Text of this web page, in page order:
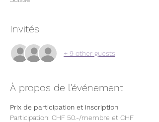
Invités
+ 9 other guests
À propos de l'événement
Prix de participation et inscription
Participation: CHF 50.-/membre et CHF